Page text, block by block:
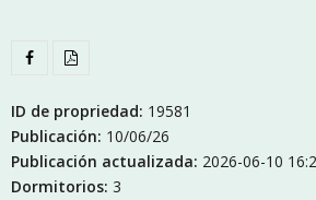
ID de propriedad: 19581
Publicación: 10/06/26
Publicación actualizada: 2026-06-10
Dormitorios: 3